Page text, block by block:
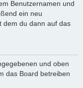
Benutzernamen und
ein neu
dem du dann auf das
und oben
das Board betreiben